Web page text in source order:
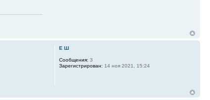
Е Ш
Сообщения: 3
Зарегистрирован: 14 ноя 2021, 15:24